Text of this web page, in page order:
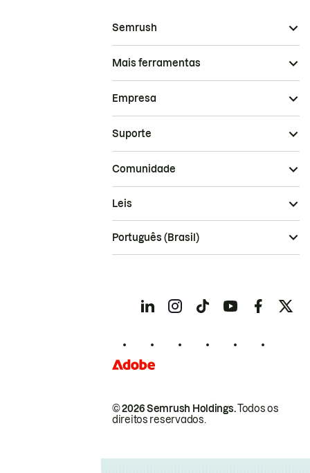
Semrush
Mais ferramentas
Empresa
Suporte
Comunidade
© 2026 Semrush Holdings.Todos os
direitos reservados.
Leis
Português (Brasil)